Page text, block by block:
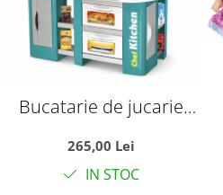
Bucatarie de jucarie
Kitchen cu sunete,
lumini si 53 accesorii,
265,00 Lei
IN STOC